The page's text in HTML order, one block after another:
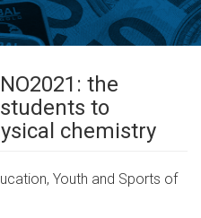
the
to
chemistry
Youth and Sports of